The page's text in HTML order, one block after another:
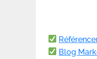
Blog